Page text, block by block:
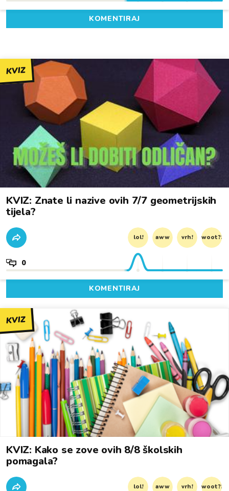
KOMENTIRAJ
KVIZ
KVIZ: Znate li nazive ovih 7/7 geometrijskih
tijela?
lol! aww vrh! woot?!
0
KOMENTIRAJ
KVIZ
KVIZ: Kako se zove ovih 8/8 školskih
pomagala?
lol! aww vrh! woot?!